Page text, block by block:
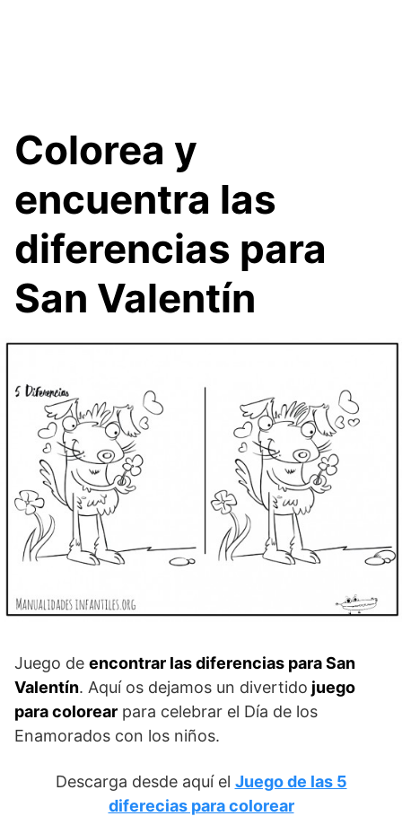
Colorea y
encuentra las
diferencias para
San Valentín
Juego de encontrar las diferencias para San
Valentín. Aquí os dejamos un divertido juego
para colorear para celebrar el Día de los
Enamorados con los niños.
Descarga desde aquí el Juego de las 5
diferecias para colorear